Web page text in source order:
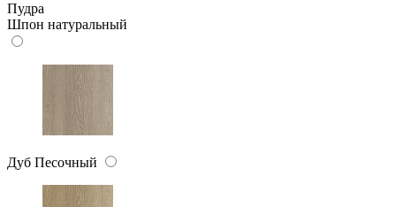
Пудра
Шпон натуральный
Дуб Песочный